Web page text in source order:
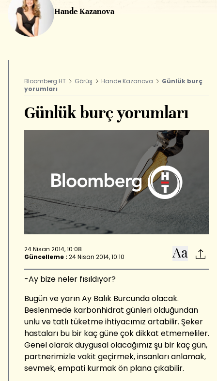
Hande Kazanova
Bloomberg HT Görüş Hande Kazanova
Günlük burç
yorumları
Günlük burç yorumları
24 Nisan 2014, 10:08
Güncelleme : 24 Nisan 2014, 10:10
-Ay bize neler fısıldıyor?
Bugün ve yarın Ay Balık Burcunda olacak.
Beslenmede karbonhidrat günleri olduğundan
unlu ve tatlı tüketme ihtiyacımız artabilir. Şeker
hastaları bu bir kaç güne çok dikkat etmemeliler.
Genel olarak duygusal olacağımız şu bir kaç gün,
partnerimizle vakit geçirmek, insanları anlamak,
sevmek, empati kurmak ön plana çıkabilir.